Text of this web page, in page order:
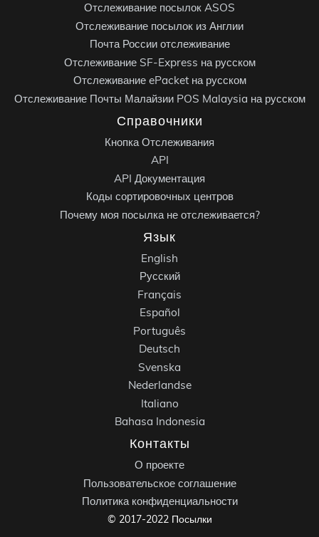
Отслеживание посылок ASOS
Отслеживание посылок из Англии
Почта России отслеживание
Отслеживание SF-Express на русском
Отслеживание ePacket на русском
Отслеживание Почты Малайзии POS Malaysia на русском
Справочники
Кнопка Отслеживания
API
API Документация
Коды сортировочных центров
Почему моя посылка не отслеживается?
Язык
English
Русский
Français
Español
Português
Deutsch
Svenska
Nederlandse
Italiano
Bahasa Indonesia
Контакты
О проекте
Пользовательское соглашение
Политика конфиденциальности
© 2017-2022 Посылки